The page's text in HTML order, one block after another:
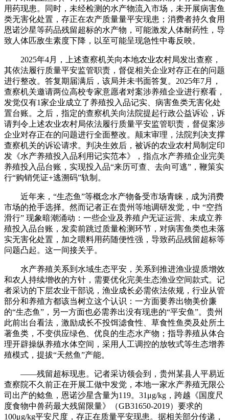
用药现患。同时，未经检测的水产物流入市场，未开展病害鱼
类无害化处置，存正在农产质量量平安现患；消费者持久食用
恩诺沙星等药品残留超标的水产物，可能激发人体耐药性，导
致人体匹敌生素度下降，以至可能呈现急性中毒反映。
2025年4月，上述查察机关向本地农业农村局发出查察，
其依法履行质量平安监管职责，督促相关企业对存正在的问题
进行整改。答复期届满后，该局并未书面答复。2025年7月，
查察机关邀请两位高校专家意愿者对案涉养殖企业进行察看，
发觉仅有1家企业成立了养殖投入品记实、病害鱼类无害化处
置台账。之后，指定的查察机关向法院提起行政公益诉讼，诉
请判令上述农业农村局依法履行质量平安监管职责，督促案涉
企业对存正在的问题进行全面整改。颠末审理，法院判决支撑
查察机关的诉讼请求。判决生效后，被诉的农业农村局制定印
发《水产养殖投入品利用记实范本》，指点水产养殖企业完美
养殖投入品台账，实现投入品“来历可查、去向可逃”，鞭策实
行“购销凭证+逃溯码”轨制。
近年来，“生态鱼”等概念水产物备受市场青睐，成为消费
市场的抢手选择。然而记者正在贵州等地调研发觉，中 “空挡
滑行” 现象暗潮涌动：一些企业及养殖户无证运营、未成立养
殖投入品台账，发卖前跳过质量检测环节，对病害鱼类也未落
实无害化处置，加之喂料用药随便性强，导致药品残留超标等
问题凸起。这一间接关乎。
水产养殖关系到水域生态平安，关系到推进渔业提质增效
和农人持续增收的方针，需要优化完美生态渔业空间款式。记
者采访的下层农业干部说，渔业成长必需依法依规，行业从管
部分和养殖方都该当树立这个认识：一方面要养出物美价廉
的“生态鱼”，另一方面也必需养出没有现患的“平安鱼”。贵州
此前出台看法，激励成长不投饵滤食性、草食性鱼类及处所土
著鱼类，不变供应绿色、优良的生态水产物；指导养殖从体合
理开辟操纵养殖水体空间，采用人工调控的放牧式等生态增养
殖模式，提拔“天然鱼”产能。
——残留超标现患。记者采访领会到，贵州某县人平易近
查察院不久前正在开展工做中发觉，本地一家水产养殖无限公
司出产的鲶鱼，恩诺沙星含量为119。31μg/kg，跨越《国度尺
度食物中兽药最大残留限量》（GB31650-2019）要求的
100μg/kg平安尺度，存正在质量平安现患。据相关部分传递，